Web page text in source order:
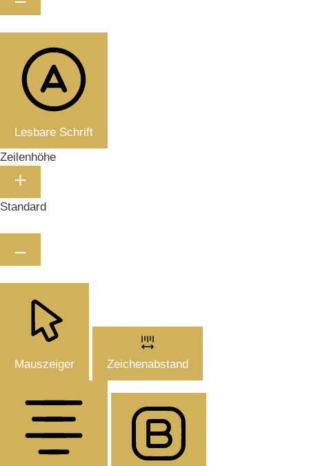
Lesbare Schrift
Zeilenhöhe
Standard
Mauszeiger Zeichenabstand